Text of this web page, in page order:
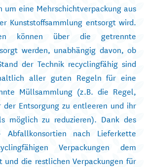
um eine Mehrschichtverpackung aus
Kunststoffsammlung entsorgt wird.
können über die getrennte
werden, unabhängig davon, ob
der Technik recyclingfähig sind
aller guten Regeln für eine
Müllsammlung (z.B. die Regel,
der Entsorgung zu entleeren und ihr
möglich zu reduzieren). Dank des
Abfallkonsortien nach Lieferkette
Verpackungen dem
und die restlichen Verpackungen für